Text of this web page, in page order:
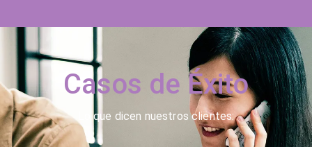
Casos de Éxito
Lo que dicen nuestros clientes: